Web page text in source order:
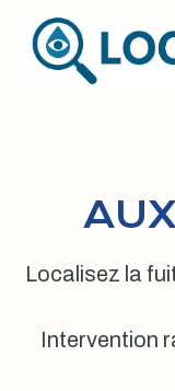
Localisez la
Intervention